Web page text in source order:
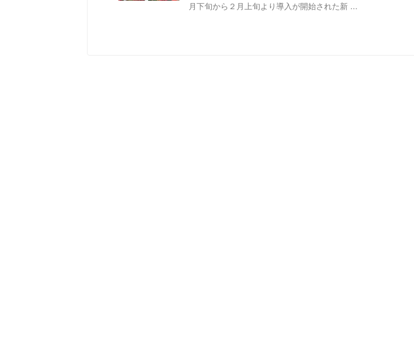
月下旬から２月上旬より導入が開始された新 ...